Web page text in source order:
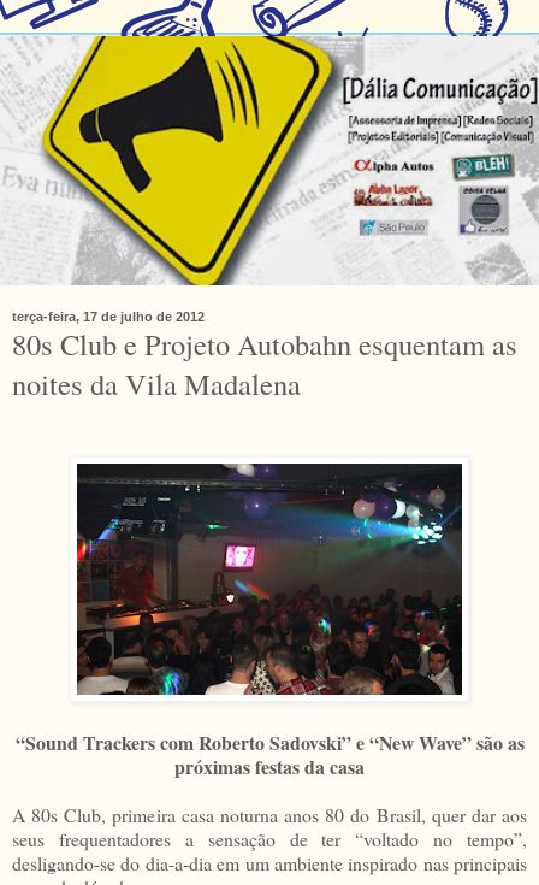
terça-feira, 17 de julho de 2012
80s Club e Projeto Autobahn esquentam as
noites da Vila Madalena
“Sound Trackers com Roberto Sadovski” e “New Wave” são as
próximas festas da casa
A 80s Club, primeira casa noturna anos 80 do Brasil, quer dar aos
seus frequentadores a sensação de ter “voltado no tempo”,
desligando-se do dia-a-dia em um ambiente inspirado nas principais